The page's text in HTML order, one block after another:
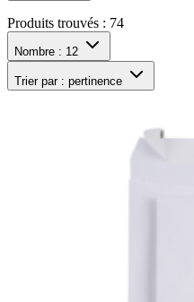
Produits trouvés : 74
Nombre : 12
Trier par : pertinence